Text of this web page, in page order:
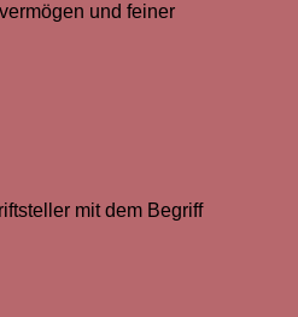
und feiner
mit dem Begriff